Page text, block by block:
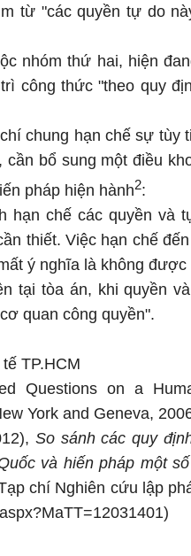
từ "các quyền tự do
nhóm thứ hai, hiện
công thức "theo quy
chung hạn chế sự tùy
cần bổ sung một điều
pháp hiện hành2:
hạn chế các quyền và
thiết. Việc hạn chế
ý nghĩa là không được
tại tòa án, khi quyền
quan công quyền".
TP.HCM
Questions on a
York and Geneva,
So sánh các quy
và hiến pháp một
chí Nghiên cứu lập